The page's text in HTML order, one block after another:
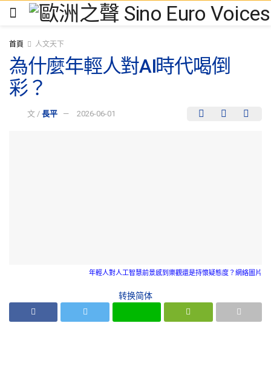
首頁 人文天下
為什麼年輕人對AI時代喝倒
彩？
文 / 長平 2026-06-01
年輕人對人工智慧前景感到樂觀還是持懷疑態度？網絡圖片
转换简体